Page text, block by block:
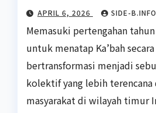
APRIL 6, 2026 SIDE-B.INFO
Memasuki pertengahan
untuk menatap Ka’bah
bertransformasi menjadi
kolektif yang lebih terencana
masyarakat di wilayah timur